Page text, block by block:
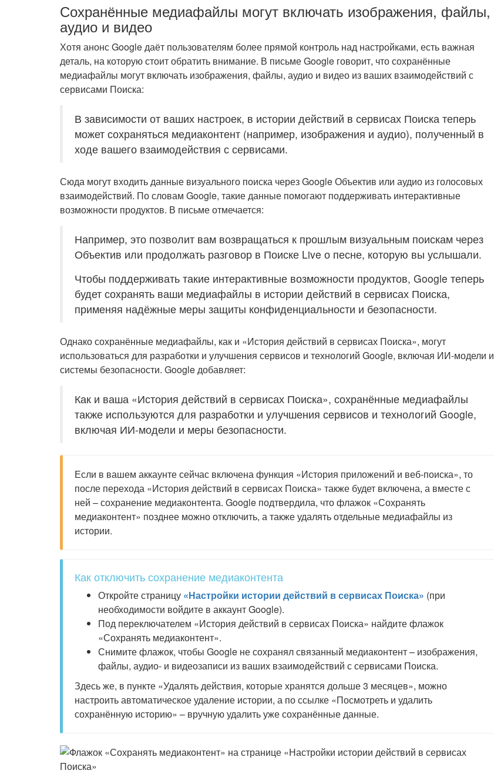
Сохранённые медиафайлы могут включать изображения, файлы,
аудио и видео
Хотя анонс Google даёт пользователям более прямой контроль над настройками, есть важная
деталь, на которую стоит обратить внимание. В письме Google говорит, что сохранённые
медиафайлы могут включать изображения, файлы, аудио и видео из ваших взаимодействий с
сервисами Поиска:
В зависимости от ваших настроек, в истории действий в сервисах Поиска теперь
может сохраняться медиаконтент (например, изображения и аудио), полученный в
ходе вашего взаимодействия с сервисами.
Сюда могут входить данные визуального поиска через Google Объектив или аудио из голосовых
взаимодействий. По словам Google, такие данные помогают поддерживать интерактивные
возможности продуктов. В письме отмечается:
Например, это позволит вам возвращаться к прошлым визуальным поискам через
Объектив или продолжать разговор в Поиске Live о песне, которую вы услышали.
Чтобы поддерживать такие интерактивные возможности продуктов, Google теперь
будет сохранять ваши медиафайлы в истории действий в сервисах Поиска,
применяя надёжные меры защиты конфиденциальности и безопасности.
Однако сохранённые медиафайлы, как и «История действий в сервисах Поиска», могут
использоваться для разработки и улучшения сервисов и технологий Google, включая ИИ-модели и
системы безопасности. Google добавляет:
Как и ваша «История действий в сервисах Поиска», сохранённые медиафайлы
также используются для разработки и улучшения сервисов и технологий Google,
включая ИИ-модели и меры безопасности.
Если в вашем аккаунте сейчас включена функция «История приложений и веб-поиска», то
после перехода «История действий в сервисах Поиска» также будет включена, а вместе с
ней – сохранение медиаконтента. Google подтвердила, что флажок «Сохранять
медиаконтент» позднее можно отключить, а также удалять отдельные медиафайлы из
истории.
Как отключить сохранение медиаконтента
Откройте страницу «Настройки истории действий в сервисах Поиска» (при
необходимости войдите в аккаунт Google).
Под переключателем «История действий в сервисах Поиска» найдите флажок
«Сохранять медиаконтент».
Снимите флажок, чтобы Google не сохранял связанный медиаконтент – изображения,
файлы, аудио- и видеозаписи из ваших взаимодействий с сервисами Поиска.
Здесь же, в пункте «Удалять действия, которые хранятся дольше 3 месяцев», можно
настроить автоматическое удаление истории, а по ссылке «Посмотреть и удалить
сохранённую историю» – вручную удалить уже сохранённые данные.